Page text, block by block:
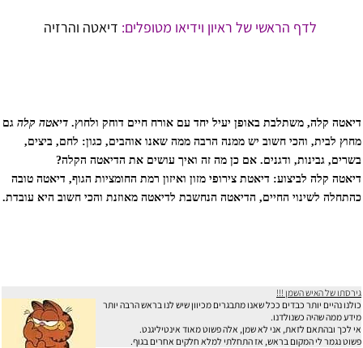
לדף הראשי של ראיון וידיאו מטופלים: דיאטה והרזיה
דיאטה קלה, משתלבת באופן יעיל יחד עם אורח חיים דוחק ולחוץ. דיאטה קלה גם
מחוץ לבית, והכי חשוב יש ממנה הרבה ממה שאנו אוהבים, כגון: לחם, ביצים,
בשרים, גבינות, ודגנים. אם כן מה זה ואיך עושים את הדיאטה הקלה?
דיאטה קלה לביצוע: דיאטת צירופי מזון ואיזון רמת החומציות הגוף, דיאטה טובה
כהתחלה לשינוי החיים, הדיאטה הנחשבת לדיאטה מאוזנת והכי חשוב היא עובדת.
גירסתו של האיש השמן !!!
כולנו נהיים יותר כבדים ככל שאנו מתבגרים מכיוון שיש לנו בראש הרבה יותר
מידע ממה שהיה כשנולדנו.
אי לכך ובהתאם לזאת, אני לא שמן, אלה פשוט מאוד אינטיליגנט.
פשוט נגמר לי המקום בראש, אז התחלתי למלא חלקים אחרים בגוף.